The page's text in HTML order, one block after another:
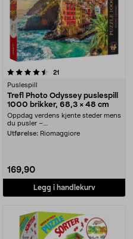
21
Puslespill
Trefl Photo Odyssey puslespill
1000 brikker, 68,3 × 48 cm
Oppdag verdens kjente steder mens
du pusler –....
Utførelse: Riomaggiore
169,90
Legg i handlekurv